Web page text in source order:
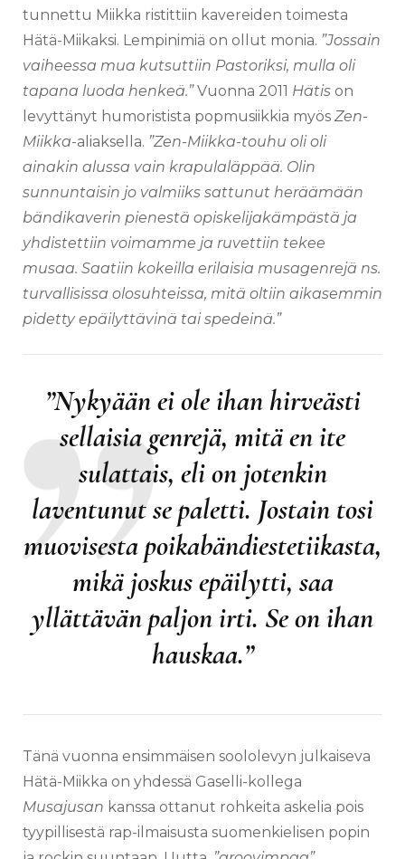
tunnettu Miikka ristittiin kavereiden toimesta
Hätä-Miikaksi. Lempinimiä on ollut monia. ”Jossain
vaiheessa mua kutsuttiin Pastoriksi, mulla oli
tapana luoda henkeä.”Vuonna 2011 Hätis on
levyttänyt humoristista popmusiikkia myös Zen-
Miikka-aliaksella. ”Zen-Miikka-touhu oli oli
ainakin alussa vain krapulaläppää. Olin
sunnuntaisin jo valmiiks sattunut heräämään
bändikaverin pienestä opiskelijakämpästä ja
yhdistettiin voimamme ja ruvettiin tekee
musaa. Saatiin kokeilla erilaisia musagenrejä ns.
turvallisissa olosuhteissa, mitä oltiin aikasemmin
pidetty epäilyttävinä tai spedeinä.”
”Nykyään ei ole ihan hirveästi
sellaisia genrejä, mitä en ite
sulattais, eli on jotenkin
laventunut se paletti. Jostain tosi
muovisesta poikabändiestetiikasta,
mikä joskus epäilytti, saa
yllättävän paljon irti. Se on ihan
hauskaa.”
Tänä vuonna ensimmäisen soololevyn julkaiseva
Hätä-Miikka on yhdessä Gaselli-kollega
Musajusan kanssa ottanut rohkeita askelia pois
tyypillisestä rap-ilmaisusta suomenkielisen popin